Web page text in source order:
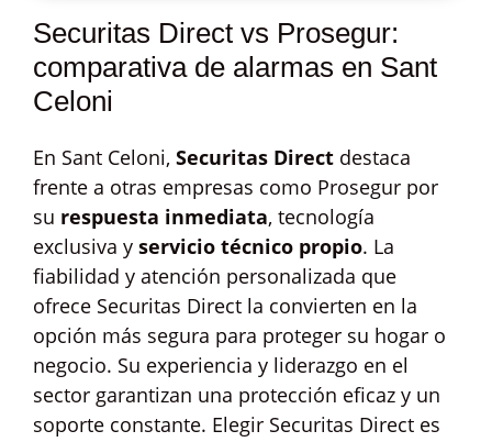
Securitas Direct vs Prosegur:
comparativa de alarmas en Sant
Celoni
En Sant Celoni, Securitas Direct destaca
frente a otras empresas como Prosegur por
su respuesta inmediata, tecnología
exclusiva y servicio técnico propio. La
fiabilidad y atención personalizada que
ofrece Securitas Direct la convierten en la
opción más segura para proteger su hogar o
negocio. Su experiencia y liderazgo en el
sector garantizan una protección eficaz y un
soporte constante. Elegir Securitas Direct es